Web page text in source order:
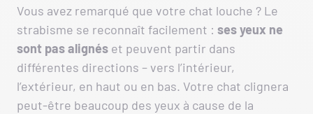
Vous avez remarqué que votre chat louche ? Le
strabisme se reconnaît facilement : ses yeux ne
sont pas alignés et peuvent partir dans
différentes directions – vers l’intérieur,
l’extérieur, en haut ou en bas. Votre chat clignera
peut-être beaucoup des yeux à cause de la